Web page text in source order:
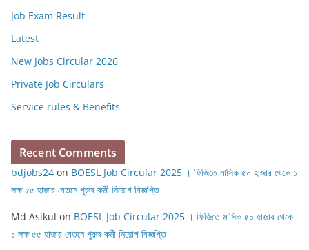
Job Exam Result
Latest
New Jobs Circular 2026
Private Job Circulars
Service rules & Benefits
Recent Comments
bdjobs24 on BOESL Job Circular 2025 । ফিজিতে মাসিক ৫০ হাজার থেকে ১
লক্ষ ৫৫ হাজার বেতনে পুরুষ কর্মী নিয়োগ বিজ্ঞপ্তি
Md Asikul on BOESL Job Circular 2025 । ফিজিতে মাসিক ৫০ হাজার থেকে
১ লক্ষ ৫৫ হাজার বেতনে পুরুষ কর্মী নিয়োগ বিজ্ঞপ্তি